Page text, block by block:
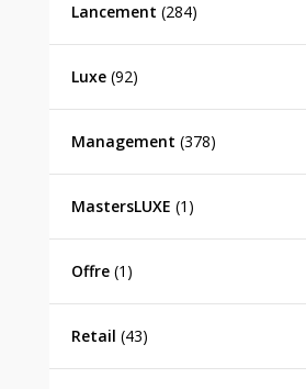
Lancement (284)
Luxe(92)
Management (378)
MastersLUXE (1)
Offre(1)
Retail (43)